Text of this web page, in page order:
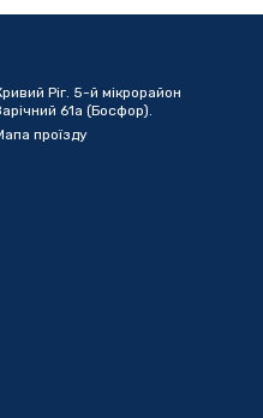
Ріг. 5-й мікрорайон
61а (Босфор).
проїзду